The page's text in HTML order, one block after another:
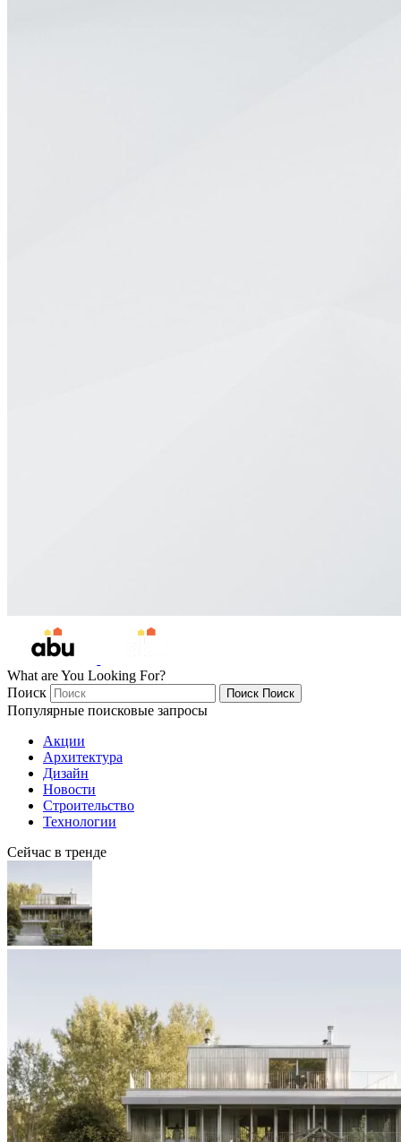
What are You Looking For?
Поиск
Поиск Поиск
Популярные поисковые запросы
Акции
Архитектура
Дизайн
Новости
Строительство
Технологии
Сейчас в тренде